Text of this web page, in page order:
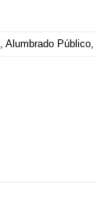
Alumbrado Público